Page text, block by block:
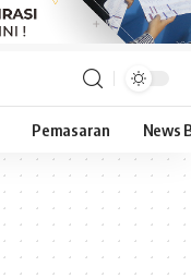
Pemasaran News